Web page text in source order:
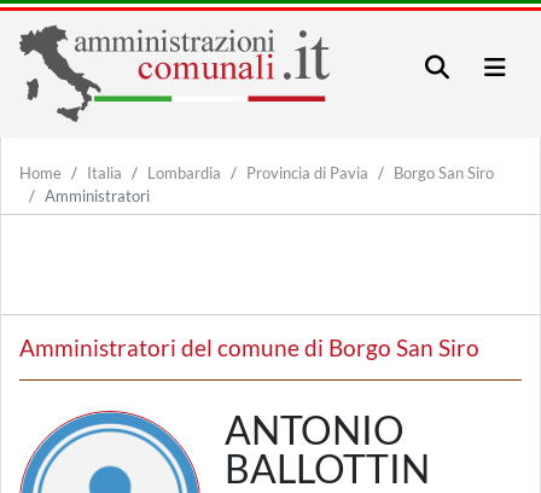
Home Italia Lombardia Provincia di Pavia
Borgo San Siro
Amministratori
Amministratori del comune di Borgo San Siro
ANTONIO
BALLOTTIN